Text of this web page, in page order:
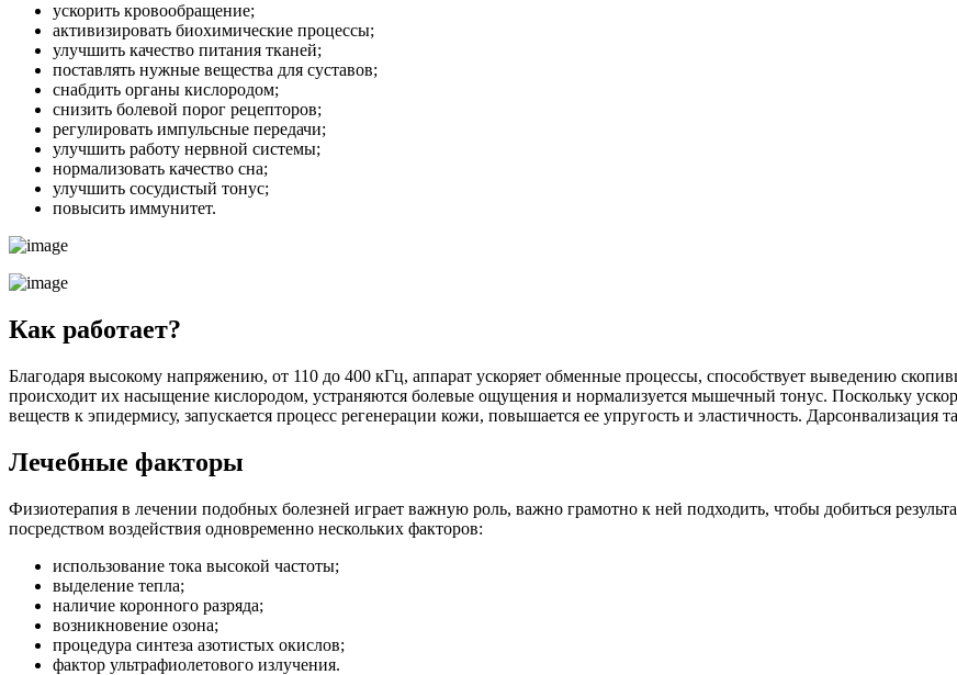
ускорить кровообращение;
активизировать биохимические процессы;
улучшить качество питания тканей;
поставлять нужные вещества для суставов;
снабдить органы кислородом;
снизить болевой порог рецепторов;
регулировать импульсные передачи;
улучшить работу нервной системы;
нормализовать качество сна;
улучшить сосудистый тонус;
повысить иммунитет.
Как работает?
Благодаря высокому напряжению, от 110 до 400 кГц, аппарат ускоряет обменные процессы, способствует выведению
происходит их насыщение кислородом, устраняются болевые ощущения и нормализуется мышечный тонус. Поскольку
веществ к эпидермису, запускается процесс регенерации кожи, повышается ее упругость и эластичность.
Лечебные факторы
Физиотерапия в лечении подобных болезней играет важную роль, важно грамотно к ней подходить, чтобы добиться
посредством воздействия одновременно нескольких факторов:
использование тока высокой частоты;
выделение тепла;
наличие коронного разряда;
возникновение озона;
процедура синтеза азотистых окислов;
фактор ультрафиолетового излучения.